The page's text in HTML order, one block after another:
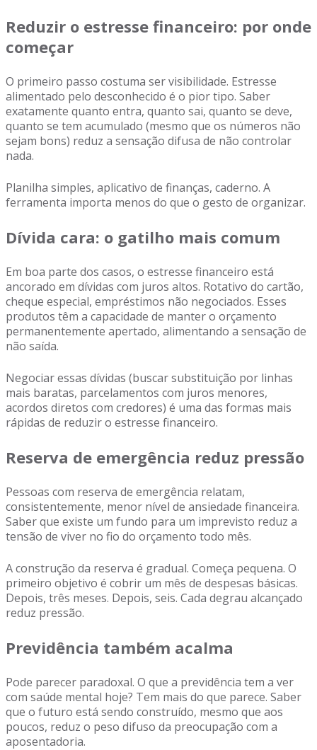
Reduzir o estresse financeiro: por onde
começar
O primeiro passo costuma ser visibilidade. Estresse
alimentado pelo desconhecido é o pior tipo. Saber
exatamente quanto entra, quanto sai, quanto se deve,
quanto se tem acumulado (mesmo que os números não
sejam bons) reduz a sensação difusa de não controlar
nada.
Planilha simples, aplicativo de finanças, caderno. A
ferramenta importa menos do que o gesto de organizar.
Dívida cara: o gatilho mais comum
Em boa parte dos casos, o estresse financeiro está
ancorado em dívidas com juros altos. Rotativo do cartão,
cheque especial, empréstimos não negociados. Esses
produtos têm a capacidade de manter o orçamento
permanentemente apertado, alimentando a sensação de
não saída.
Negociar essas dívidas (buscar substituição por linhas
mais baratas, parcelamentos com juros menores,
acordos diretos com credores) é uma das formas mais
rápidas de reduzir o estresse financeiro.
Reserva de emergência reduz pressão
Pessoas com reserva de emergência relatam,
consistentemente, menor nível de ansiedade financeira.
Saber que existe um fundo para um imprevisto reduz a
tensão de viver no fio do orçamento todo mês.
A construção da reserva é gradual. Começa pequena. O
primeiro objetivo é cobrir um mês de despesas básicas.
Depois, três meses. Depois, seis. Cada degrau alcançado
reduz pressão.
Previdência também acalma
Pode parecer paradoxal. O que a previdência tem a ver
com saúde mental hoje? Tem mais do que parece. Saber
que o futuro está sendo construído, mesmo que aos
poucos, reduz o peso difuso da preocupação com a
aposentadoria.